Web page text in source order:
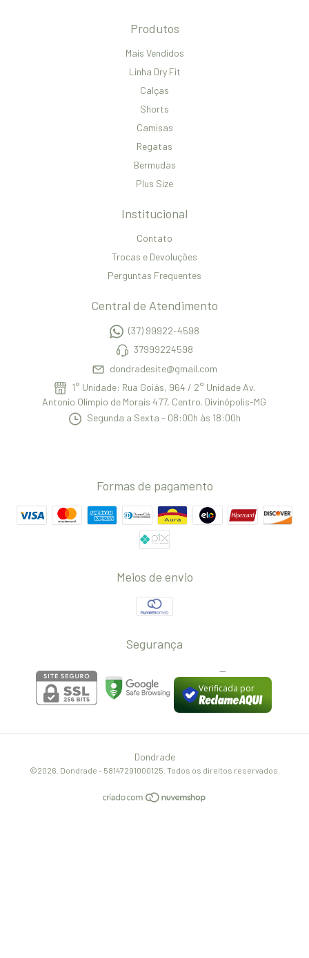
Produtos
Mais Vendidos
Linha Dry Fit
Calças
Shorts
Camisas
Regatas
Bermudas
Plus Size
Institucional
Contato
Trocas e Devoluções
Perguntas Frequentes
Central de Atendimento
(37) 99922-4598
37999224598
dondradesite@gmail.com
1° Unidade: Rua Goiás, 964 / 2° Unidade Av.
Antonio Olimpio de Morais 477, Centro. Divinópolis-MG
Segunda a Sexta - 08:00h às 18:00h
Formas de pagamento
Meios de envio
Segurança
--
Verificada por
Dondrade
©2026. Dondrade - 58147291000125. Todos os direitos reservados.